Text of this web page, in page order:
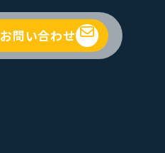
お問い合わせ